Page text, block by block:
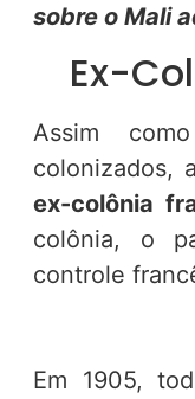
sobre o Mali
Ex-
Assim
colonizados,
ex-colônia
colônia, o
controle
Em 1905,